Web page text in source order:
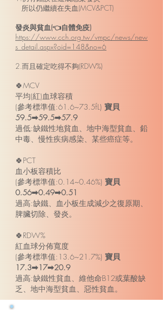
所以仍繼續在失血(MCV&PCT)
發炎與貧血(👈自體免疫)
https://www.cch.org.tw/vmpc/news/new
s_detail.aspx?oid=148&no=6
2.而且確定吃得不夠(RDW%)
🍀MCV
平均(紅)血球容積
(參考標準值:61.6~73.5fL) 寶貝
59.5➡59.5➡57.9
過低:缺鐵性地貧血、地中海型貧血、鉛
中毒、慢性疾病感染、某些癌症等。
🍀PCT
血小板容積比
(參考標準值:0.14~0.46%) 寶貝
0.56➡0.49➡0.51
過高:缺鐵、血小板生成減少之復原期、
脾臟切除、發炎。
🍀RDW%
紅血球分佈寬度
(參考標準值:13.6~21.7%) 寶貝
17.3➡17➡20.9
過高:缺鐵性貧血、維他命B12或葉酸缺
乏、地中海型貧血、惡性貧血。